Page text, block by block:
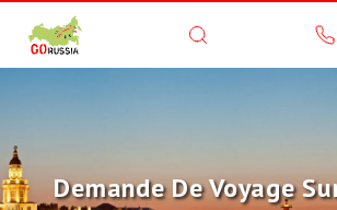
Demande De Voyage